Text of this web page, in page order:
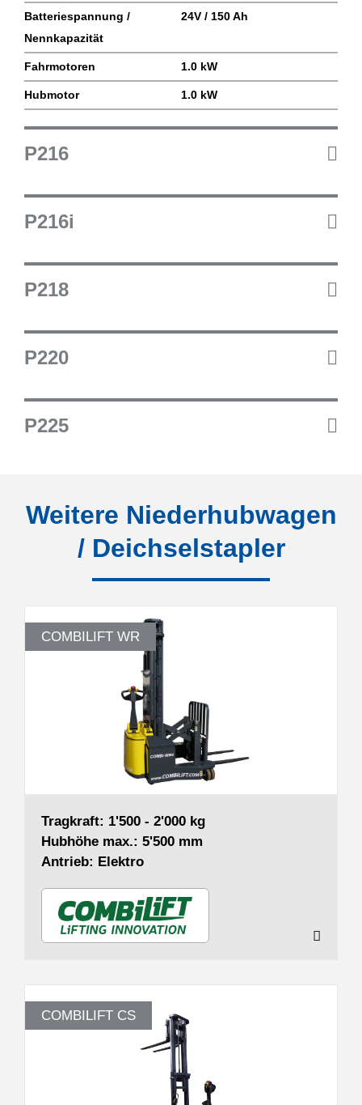
Batteriespannung /
Nennkapazität
24V / 150 Ah
Fahrmotoren 1.0 kW
Hubmotor 1.0 kW
P216
P216i
P218
P220
P225
Weitere Niederhubwagen
/ Deichselstapler
COMBILIFT WR
Tragkraft: 1'500 - 2'000 kg
Hubhöhe max.: 5'500 mm
Antrieb: Elektro
COMBILIFT CS